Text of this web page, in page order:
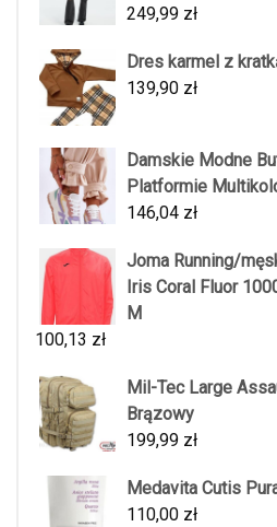
249,99 zł
Dres karmel z
139,90 zł
Damskie Modne
Platformie
146,04 zł
Joma Running/
Iris Coral Fluor
M
100,13 zł
Mil-Tec Large
Brązowy
199,99 zł
Medavita Cutis
110,00 zł